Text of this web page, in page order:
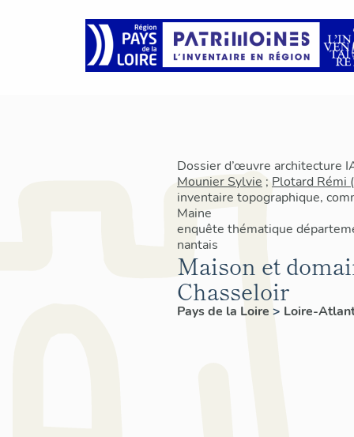
Dossier d’œuvre architecture
Mounier Sylvie ; Plotard Rémi
inventaire topographique,
Maine
enquête thématique
nantais
Maison et
Chasseloir
Pays de la Loire > Loire-